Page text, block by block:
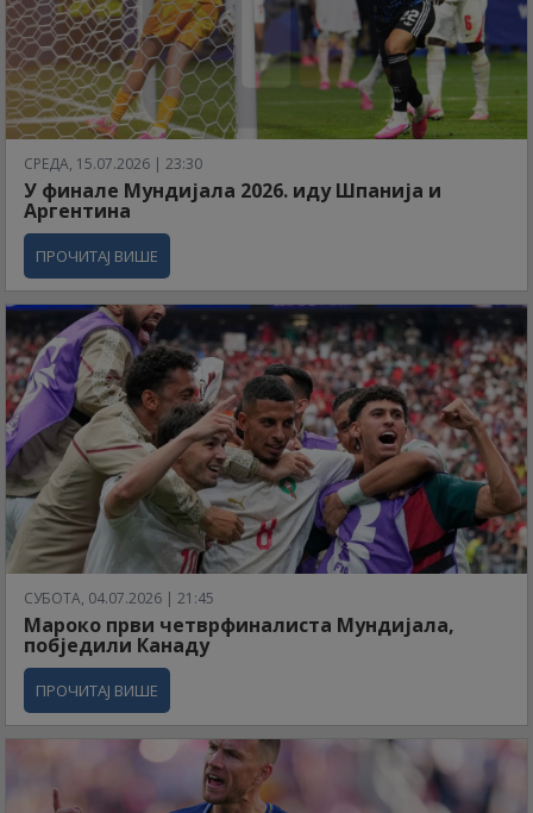
СРЕДА, 15.07.2026 | 23:30
У финале Мундијала 2026. иду Шпанија и
Аргентина
ПРОЧИТАЈ ВИШЕ
СУБОТА, 04.07.2026 | 21:45
Мароко први четврфиналиста Мундијала,
побједили Канаду
ПРОЧИТАЈ ВИШЕ